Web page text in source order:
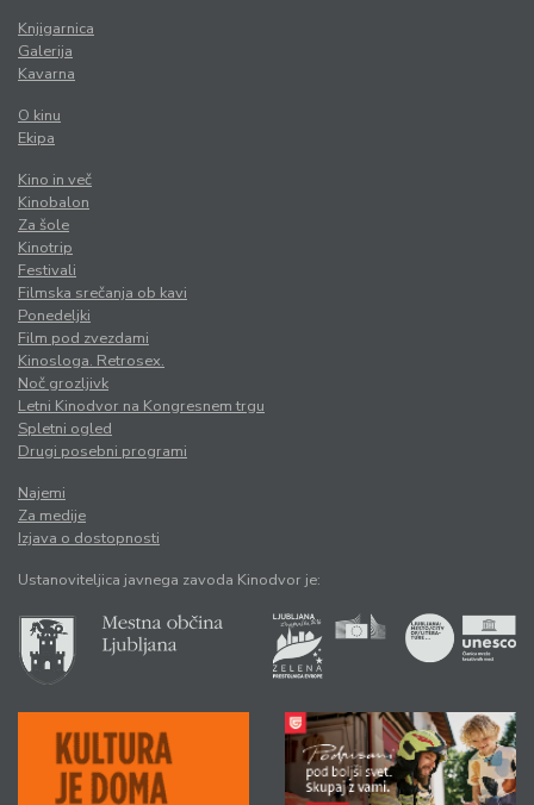
Knjigarnica
Galerija
Kavarna
O kinu
Ekipa
Kino in več
Kinobalon
Za šole
Kinotrip
Festivali
Filmska srečanja ob kavi
Ponedeljki
Film pod zvezdami
Kinosloga. Retrosex.
Noč grozljivk
Letni Kinodvor na Kongresnem trgu
Spletni ogled
Drugi posebni programi
Najemi
Za medije
Izjava o dostopnosti
Ustanoviteljica javnega zavoda Kinodvor je: